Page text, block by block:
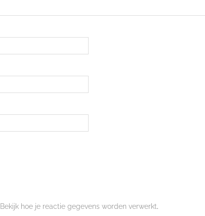
Bekijk hoe je reactie gegevens worden verwerkt.